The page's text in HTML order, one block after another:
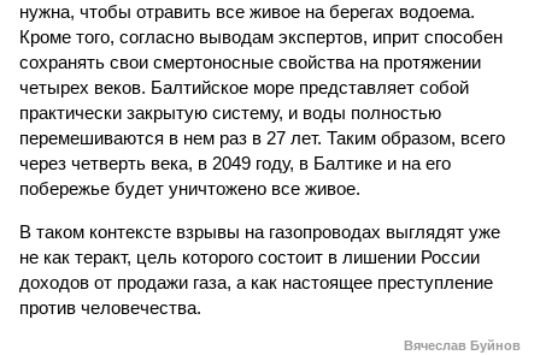
нужна, чтобы отравить все живое на берегах водоема.
Кроме того, согласно выводам экспертов, иприт способен
сохранять свои смертоносные свойства на протяжении
четырех веков. Балтийское море представляет собой
практически закрытую систему, и воды полностью
перемешиваются в нем раз в 27 лет. Таким образом, всего
через четверть века, в 2049 году, в Балтике и на его
побережье будет уничтожено все живое.
В таком контексте взрывы на газопроводах выглядят уже
не как теракт, цель которого состоит в лишении России
доходов от продажи газа, а как настоящее преступление
против человечества.
Вячеслав Буйнов